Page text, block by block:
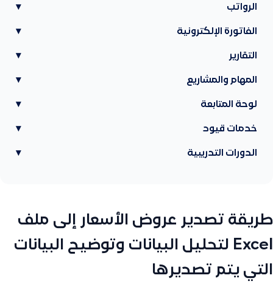
الرواتب ▾
الفاتورة الإلكترونية ▾
التقارير ▾
المهام والمشاريع ▾
لوحة المتابعة ▾
خدمات قيود ▾
الدورات التدريبية ▾
طريقة تصدير عروض الأسعار إلى ملف
Excel لتحليل البيانات وتوضيح البيانات
التي يتم تصديرها